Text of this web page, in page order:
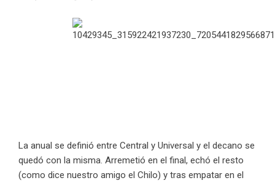
La anual se definió entre Central y Universal y el decano se
quedó con la misma. Arremetió en el final, echó el resto
(como dice nuestro amigo el Chilo) y tras empatar en el